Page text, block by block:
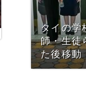
タイの学
師・生徒
た後移動